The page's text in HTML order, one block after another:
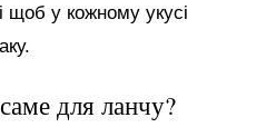
щоб у кожному укусі
для ланчу?